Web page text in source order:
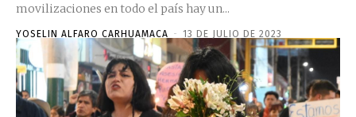
movilizaciones en todo el país hay un...
YOSELIN ALFARO CARHUAMACA - 13 DE JULIO DE 2023